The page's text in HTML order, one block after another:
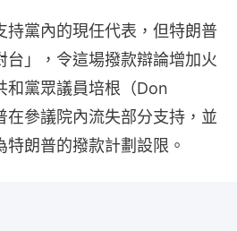
持黨內的現任代表，但特朗普
台」，令這場撥款辯論增加火
和黨眾議員培根（Don
參議院內流失部分支持，並
朗普的撥款計劃設限。